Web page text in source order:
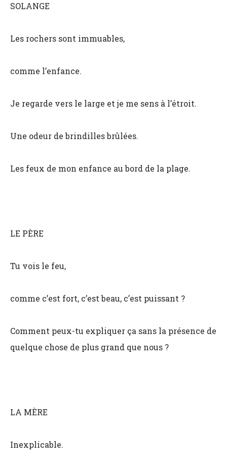
SOLANGE
Les rochers sont immuables,
comme l’enfance.
Je regarde vers le large et je me sens à l’étroit.
Une odeur de brindilles brûlées.
Les feux de mon enfance au bord de la plage.
LE PÈRE
Tu vois le feu,
comme c’est fort, c’est beau, c’est puissant ?
Comment peux-tu expliquer ça sans la présence de
quelque chose de plus grand que nous ?
LA MÈRE
Inexplicable.